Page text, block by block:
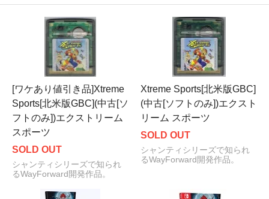
[ワケあり値引き品]Xtreme
Sports[北米版GBC](中古[ソ
フトのみ])エクストリーム
スポーツ
SOLD OUT
シャンティシリーズで知られ
るWayForward開発作品。
Xtreme Sports[北米版GBC]
(中古[ソフトのみ])エクスト
リーム スポーツ
SOLD OUT
シャンティシリーズで知られ
るWayForward開発作品。